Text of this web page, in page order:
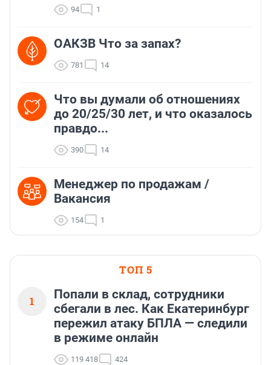
94 1
ОАКЗВ Что за запах?
781 14
Что вы думали об отношениях
до 20/25/30 лет, и что оказалось
правдо...
390 14
Менеджер по продажам /
Вакансия
154 1
ТОП 5
1
Попали в склад, сотрудники
сбегали в лес. Как Екатеринбург
пережил атаку БПЛА — следили
в режиме онлайн
119 418 424